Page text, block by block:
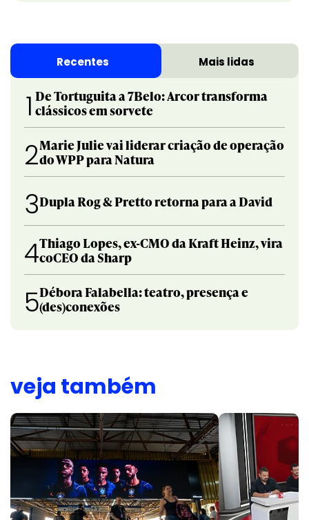
Recentes Mais lidas
1 De Tortuguita a 7Belo: Arcor transforma
clássicos em sorvete
2Marie Julie vai liderar criação de operação
do WPP para Natura
3Dupla Rog & Pretto retorna para a David
4Thiago Lopes, ex-CMO da Kraft Heinz, vira
coCEO da Sharp
5Débora Falabella: teatro, presença e
(des)conexões
veja também